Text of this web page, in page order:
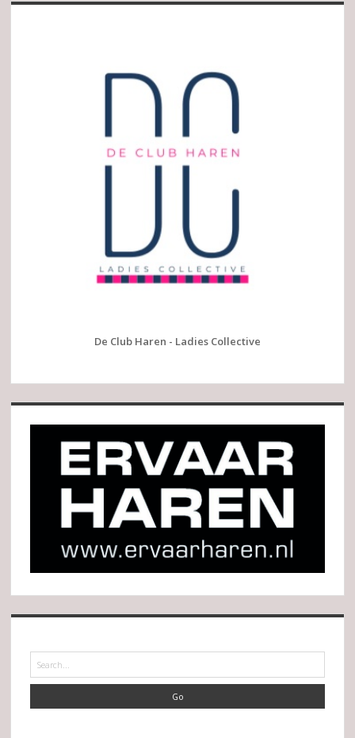
De Club Haren - Ladies Collective